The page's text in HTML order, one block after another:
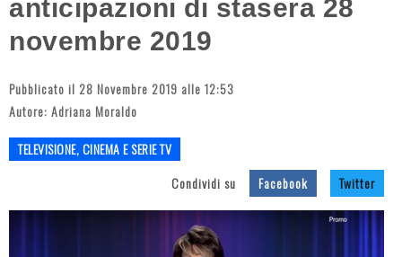
anticipazioni di stasera 28
novembre 2019
Pubblicato il 28 Novembre 2019 alle 12:53
Autore: Adriana Moraldo
TELEVISIONE, CINEMA E SERIE TV
Condividi su
Facebook Twitter